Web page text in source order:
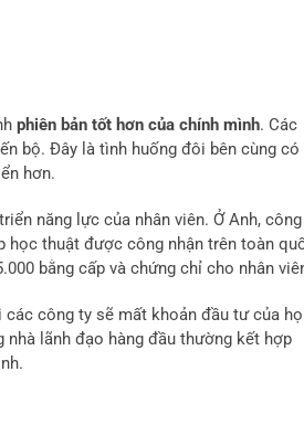
phiên bản tốt hơn của chính mình. Các
bộ. Đây là tình huống đôi bên cùng có
hơn.
năng lực của nhân viên. Ở Anh,
học thuật được công nhận trên toàn
bằng cấp và chứng chỉ cho nhân
công ty sẽ mất khoản đầu tư của
lãnh đạo hàng đầu thường kết hợp